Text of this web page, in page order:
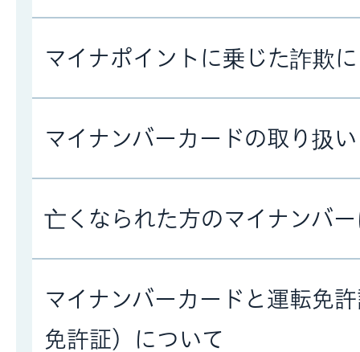
マイナポイントに乗じた詐欺
マイナンバーカードの取り扱
亡くなられた方のマイナンバ
マイナンバーカードと運転免
免許証）について